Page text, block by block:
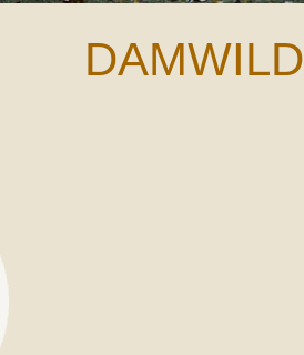
DAMWILD